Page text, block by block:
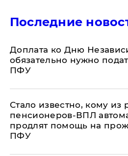
Последние
Доплата ко Дню
обязательно нужно
ПФУ
Стало известно, кому из
пенсионеров-ВПЛ
продлят помощь на
ПФУ